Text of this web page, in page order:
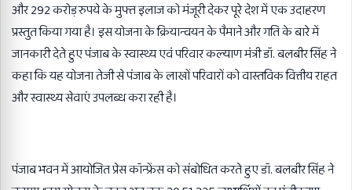
और292करोड़ रुपये के मुफ्त इलाज को मंजूरी देकर पूरे देश में एक उदाहरण
प्रस्तुत किया गया है। इस योजना के क्रियान्वयन के पैमाने और गति के बारे में
जानकारी देते हुए पंजाब के स्वास्थ्य एवं परिवार कल्याण मंत्री डॉ. बलबीर सिंह ने
कहा कि यह योजना तेजी से पंजाब के लाखों परिवारों को वास्तविक वित्तीय राहत
और स्वास्थ्य सेवाएं उपलब्ध करा रही है।
पंजाब भवन में आयोजित प्रेस कॉन्फ्रेंस को संबोधित करते हुए डॉ. बलबीर सिंह ने